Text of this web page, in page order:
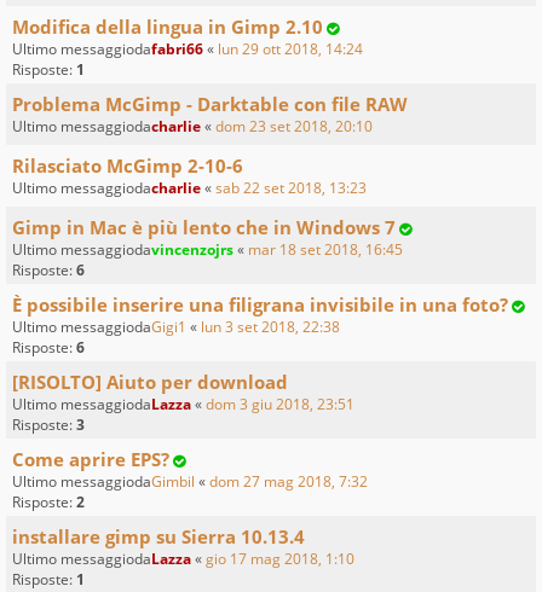
Modifica della lingua in Gimp 2.10
Ultimo messaggiodafabri66« lun 29 ott 2018, 14:24
Risposte: 1
Problema McGimp - Darktable con file RAW
Ultimo messaggiodacharlie«dom 23 set 2018, 20:10
Rilasciato McGimp 2-10-6
Ultimo messaggiodacharlie«sab 22 set 2018, 13:23
Gimp in Mac è più lento che in Windows 7
Ultimo messaggiodavincenzojrs« mar 18 set 2018, 16:45
Risposte:6
È possibile inserire una filigrana invisibile in una foto?
Ultimo messaggiodaGigi1 « lun 3 set 2018, 22:38
Risposte:6
[RISOLTO] Aiuto per download
Ultimo messaggiodaLazza«dom 3 giu 2018, 23:51
Risposte:3
Come aprire EPS?
Ultimo messaggiodaGimbil «dom 27 mag 2018, 7:32
Risposte:2
installare gimp su Sierra 10.13.4
Ultimo messaggiodaLazza«gio 17 mag 2018, 1:10
Risposte: 1